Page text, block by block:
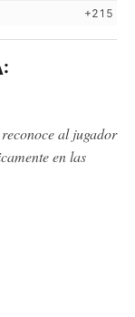
+215
al jugador
en las